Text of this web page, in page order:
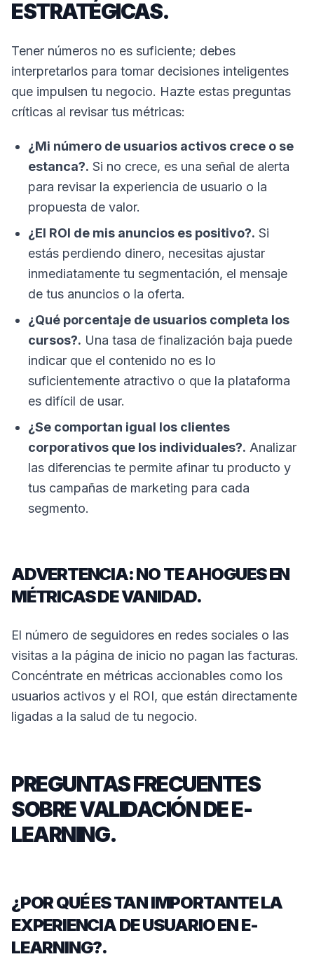
ESTRATÉGICAS.
Tener números no es suficiente; debes
interpretarlos para tomar decisiones inteligentes
que impulsen tu negocio. Hazte estas preguntas
críticas al revisar tus métricas:
¿Mi número de usuarios activos crece o se
estanca?. Si no crece, es una señal de alerta
para revisar la experiencia de usuario o la
propuesta de valor.
¿El ROI de mis anuncios es positivo?. Si
estás perdiendo dinero, necesitas ajustar
inmediatamente tu segmentación, el mensaje
de tus anuncios o la oferta.
¿Qué porcentaje de usuarios completa los
cursos?. Una tasa de finalización baja puede
indicar que el contenido no es lo
suficientemente atractivo o que la plataforma
es difícil de usar.
¿Se comportan igual los clientes
corporativos que los individuales?. Analizar
las diferencias te permite afinar tu producto y
tus campañas de marketing para cada
segmento.
ADVERTENCIA: NO TE AHOGUES EN
MÉTRICAS DE VANIDAD.
El número de seguidores en redes sociales o las
visitas a la página de inicio no pagan las facturas.
Concéntrate en métricas accionables como los
usuarios activos y el ROI, que están directamente
ligadas a la salud de tu negocio.
PREGUNTAS FRECUENTES
SOBRE VALIDACIÓN DE E-
LEARNING.
¿POR QUÉ ES TAN IMPORTANTE LA
EXPERIENCIA DE USUARIO EN E-
LEARNING?.